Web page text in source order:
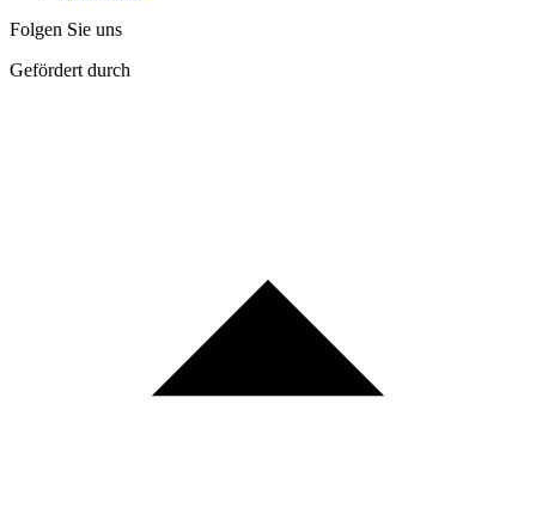
Folgen Sie uns
Gefördert durch